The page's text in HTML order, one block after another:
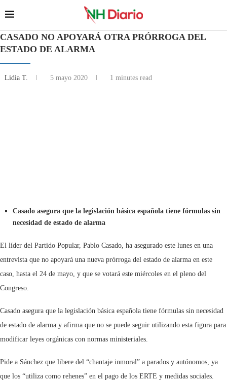
CASADO NO APOYARÁ OTRA PRÓRROGA DEL
ESTADO DE ALARMA
Lidia T. 5 mayo 2020 1 minutes read
Casado asegura que la legislación básica española tiene fórmulas sin
necesidad de estado de alarma
El líder del Partido Popular, Pablo Casado, ha asegurado este lunes en una
entrevista que no apoyará una nueva prórroga del estado de alarma en este
caso, hasta el 24 de mayo, y que se votará este miércoles en el pleno del
Congreso.
Casado asegura que la legislación básica española tiene fórmulas sin necesidad
de estado de alarma y afirma que no se puede seguir utilizando esta figura para
modificar leyes orgánicas con normas ministeriales.
Pide a Sánchez que libere del “chantaje inmoral” a parados y autónomos, ya
que los “utiliza como rehenes” en el pago de los ERTE y medidas sociales.